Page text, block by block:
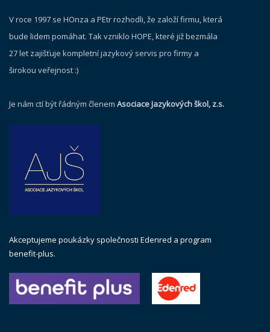
V roce 1997 se HOnza a PEtr rozhodli, že založí firmu, která
bude lidem pomáhat. Tak vzniklo HOPE, které již bezmála
27 let zajišťuje kompletní jazykový servis pro firmy a
širokou veřejnost :)
Je nám ctí být řádným členem Asociace Jazykových škol, z.s.
Akceptujeme poukázky společnosti Edenred a program
benefit-plus.